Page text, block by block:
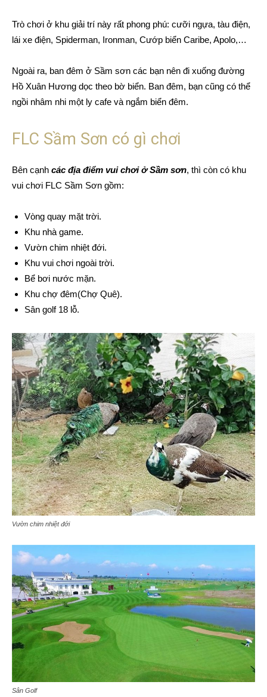
Trò chơi ở khu giải trí này rất phong phú: cưỡi ngựa, tàu điện,
lái xe điện, Spiderman, Ironman, Cướp biển Caribe, Apolo,…
Ngoài ra, ban đêm ở Sầm sơn các bạn nên đi xuống đường
Hồ Xuân Hương dọc theo bờ biển. Ban đêm, bạn cũng có thể
ngồi nhâm nhi một ly cafe và ngắm biển đêm.
FLC Sầm Sơn có gì chơi
Bên cạnh các địa điểm vui chơi ở Sầm sơn, thì còn có khu
vui chơi FLC Sầm Sơn gồm:
Vòng quay mặt trời.
Khu nhà game.
Vườn chim nhiệt đới.
Khu vui chơi ngoài trời.
Bể bơi nước mặn.
Khu chợ đêm(Chợ Quê).
Sân golf 18 lỗ.
Vườn chim nhiệt đới
Sân Golf